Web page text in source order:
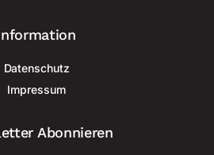
Datenschutz
Impressum
Abonnieren